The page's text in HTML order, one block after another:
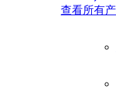
查看所有